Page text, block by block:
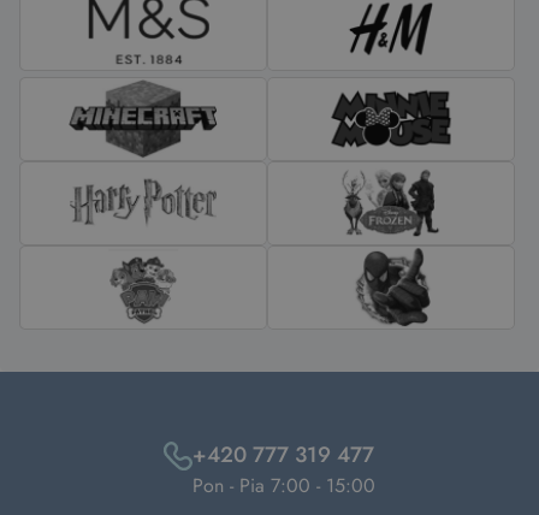
+420 777 319 477
Pon - Pia 7:00 - 15:00